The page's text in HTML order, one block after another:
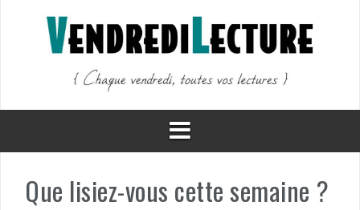
Que lisiez-vous cette semaine ?